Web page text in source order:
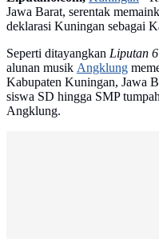
Jawa Barat, serentak
deklarasi Kuningan sebagai
Seperti ditayangkan Liputan
alunan musik Angklung
Kabupaten Kuningan, Jawa
siswa SD hingga SMP
Angklung.